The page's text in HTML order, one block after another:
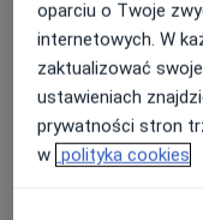
Rodzaje konsultacji
Stacjonarne
Zdjęcia i filmy
oparciu o Twoje
internetowych. W
zaktualizować
ustawieniach
prywatności stron
w polityka cookies